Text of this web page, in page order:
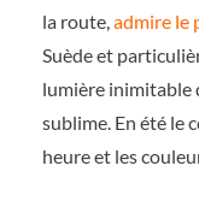
la route, admire le
Suède et
lumière inimitable
sublime. En été le
heure et les